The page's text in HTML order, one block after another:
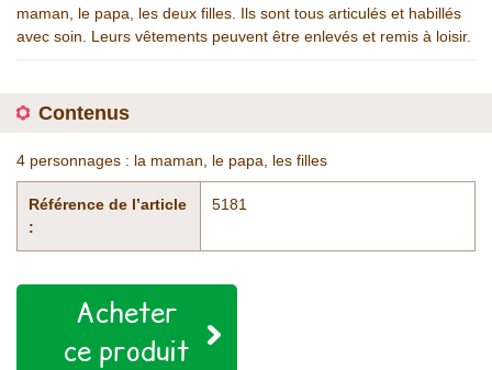
maman, le papa, les deux filles. Ils sont tous articulés et habillés
avec soin. Leurs vêtements peuvent être enlevés et remis à loisir.
Contenus
4 personnages : la maman, le papa, les filles
Référence de l’article
:
5181
Acheter
ce produit